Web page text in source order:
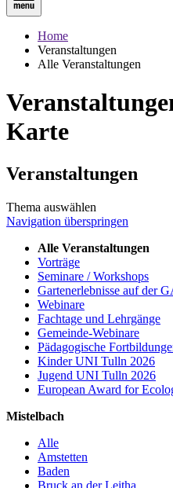
Home
Veranstaltungen
Alle Veranstaltungen
Karte
Veranstaltungen
Thema auswählen
Navigation überspringen
Alle Veranstaltungen
Vorträge
Seminare / Workshops
Gartenerlebnisse auf der
Webinare
Fachtage und Lehrgänge
Gemeinde-Webinare
Pädagogische
Kinder UNI Tulln 2026
Jugend UNI Tulln 2026
European Award for
Mistelbach
Alle
Amstetten
Baden
Bruck an der Leitha